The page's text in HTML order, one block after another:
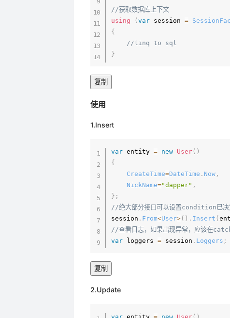
//获取数据库上下文
using
(var session =
{
//linq to sql
}
复制
使用
1.Insert
var entity = new User( )
{
CreateTime=DateTime . Now,
NickName="dapper" ,
} ;
//绝大部分接口可以设置condition已决
session . From<User>( ) . Insert (
//查看日志，如果出现异常，应该在
var loggers = session . Loggers ;
复制
2.Update